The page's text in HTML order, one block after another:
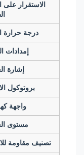
الاستقرار على المدى
الطويل
درجة حرارة العمل
إمدادات الطاقة
إشارة الخروج
بروتوكول الاتصال
واجهة كهربائية
مستوى الحماية
تصنيف مقاومة للانفجار